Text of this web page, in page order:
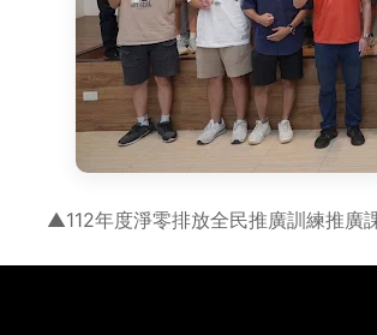
▲112年度淨零排放全民推廣訓練推廣